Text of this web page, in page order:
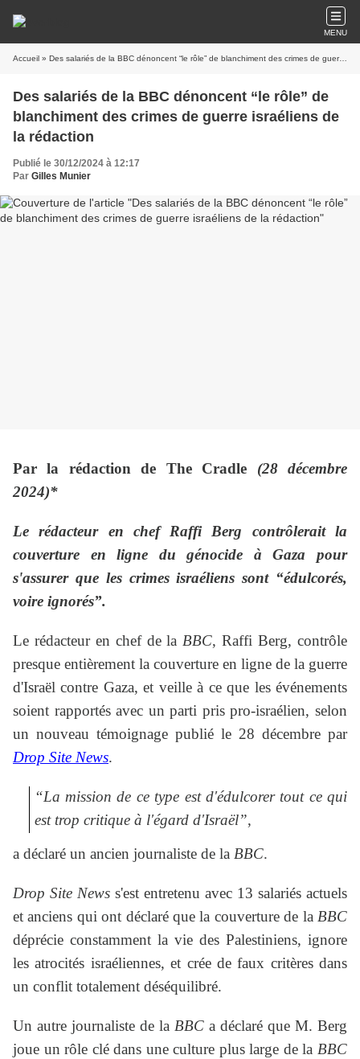
MENU
Accueil » Des salariés de la BBC dénoncent “le rôle” de blanchiment des crimes de guerre israéliens de la rédaction
Des salariés de la BBC dénoncent “le rôle” de
blanchiment des crimes de guerre israéliens de
la rédaction
Publié le 30/12/2024 à 12:17
Par Gilles Munier
Par la rédaction de The Cradle (28 décembre
2024)*
Le rédacteur en chef Raffi Berg contrôlerait la
couverture en ligne du génocide à Gaza pour
s'assurer que les crimes israéliens sont “édulcorés,
voire ignorés”.
Le rédacteur en chef de la BBC, Raffi Berg, contrôle
presque entièrement la couverture en ligne de la guerre
d'Israël contre Gaza, et veille à ce que les événements
soient rapportés avec un parti pris pro-israélien, selon
un nouveau témoignage publié le 28 décembre par
Drop Site News.
“La mission de ce type est d'édulcorer tout ce qui
est trop critique à l'égard d'Israël”,
a déclaré un ancien journaliste de la BBC.
Drop Site News s'est entretenu avec 13 salariés actuels
et anciens qui ont déclaré que la couverture de la BBC
déprécie constamment la vie des Palestiniens, ignore
les atrocités israéliennes, et crée de faux critères dans
un conflit totalement déséquilibré.
Un autre journaliste de la BBC a déclaré que M. Berg
joue un rôle clé dans une culture plus large de la BBC